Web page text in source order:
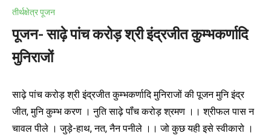
तीर्थक्षेत्र पूजन
पूजन- साढ़े पांच करोड़ श्री इंद्रजीत कुम्भकर्णादि
मुनिराजों
साढ़े पांच करोड़ श्री इंद्रजीत कुम्भकर्णादि मुनिराजों की पूजन मुनि इंद्र
जीत, मुनि कुम्भ करण । नुति साढ़े पॉंच करोड़ श्रमण ।। श्रीफल पास न
चावल पीले । जुड़े-हाथ, नत, नैन पनीले ।। जो कुछ यही इसे स्वीकारो ।